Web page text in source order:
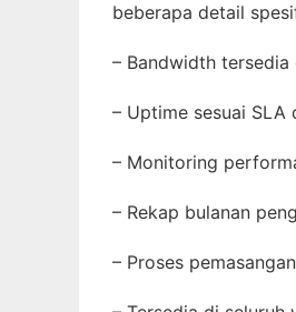
beberapa detail
– Bandwidth tersedia
– Uptime sesuai SLA
– Monitoring
– Rekap bulanan
– Proses